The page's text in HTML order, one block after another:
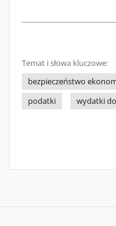
Temat i słowa kluczowe:
bezpieczeństwo
podatki
wydatki